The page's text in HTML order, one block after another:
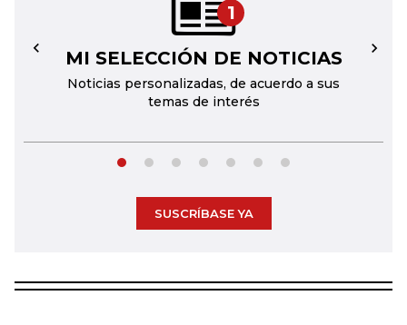
1
MI SELECCIÓN DE NOTICIAS
Noticias personalizadas, de acuerdo a sus
temas de interés
← →
SUSCRÍBASE YA